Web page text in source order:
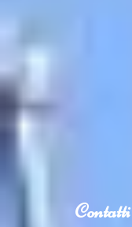
Contatti